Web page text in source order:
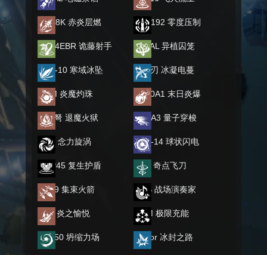
Kar98K 赤炎层燃 QBZ192 零度压制
MK14EBR 诡藤射手 FNFAL 异植囚笼
NAR-10 寒域冰坠 双爪刃 冰凝电蔓
AWM 炎魔灼珠 M590A1 末日炎爆
复合弩 退魔火狱 MP5A3 量子穿梭
AUG 念力旋涡 BSG-14 球状闪电
UMP45 复生护盾 XM8 奇点飞刀
M249 集束火箭 TWS 战场演奏家
长刀 炎之愉悦 AWM 极限充能
SG550 坍缩力场 Vector 冰封之路